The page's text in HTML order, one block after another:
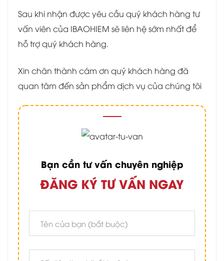
Sau khi nhận được yêu cầu quý khách hàng tư
vấn viên của IBAOHIEM sẽ liên hệ sớm nhất để
hỗ trợ quý khách hàng.
Xin chân thành cám ơn quý khách hàng đã
quan tâm đến sản phẩm dịch vụ của chúng tôi
Bạn cần tư vấn chuyên nghiệp
ĐĂNG KÝ TƯ VẤN NGAY